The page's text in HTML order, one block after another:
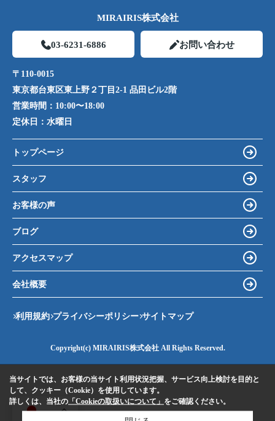
MIRAIRIS株式会社
03-6231-6886 お問い合わせ
〒110-0015
東京都台東区東上野２丁目2-1 品田ビル2階
営業時間： 10:00〜18:00
定休日： 水曜日
JA
トップページ
スタッフ
お客様の声
ブログ
アクセスマップ
会社概要
利用規約 プライバシーポリシー サイトマップ
Copyright(c) MIRAIRIS株式会社 All Rights Reserved.
当サイトでは、お客様の当サイト利用状況把握、サービス向上検討を目的と
して、クッキー（Cookie）を使用しています。
詳しくは、当社の 「Cookieの取扱いについて」 をご確認ください。